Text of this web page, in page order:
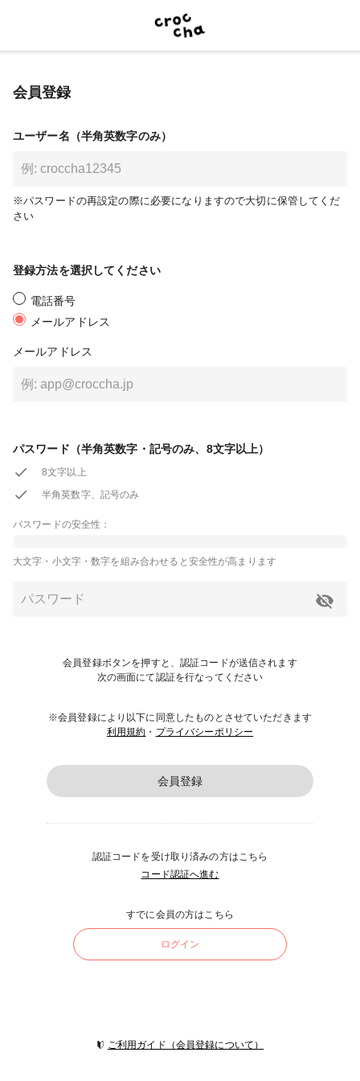
会員登録
ユーザー名（半角英数字のみ）
※パスワードの再設定の際に必要になりますので大切に保管してくだ
さい
登録方法を選択してください
電話番号
メールアドレス
メールアドレス
パスワード（半角英数字・記号のみ、8文字以上）
8文字以上
半角英数字、記号のみ
パスワードの安全性：
大文字・小文字・数字を組み合わせると安全性が高まります
会員登録ボタンを押すと、認証コードが送信されます
次の画面にて認証を行なってください
※会員登録により以下に同意したものとさせていただきます
利用規約 ・ プライバシーポリシー
会員登録
認証コードを受け取り済みの方はこちら
コード認証へ進む
すでに会員の方はこちら
ログイン
ご利用ガイド（会員登録について）